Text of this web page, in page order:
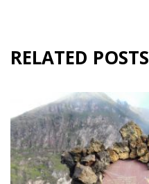
RELATED POSTS